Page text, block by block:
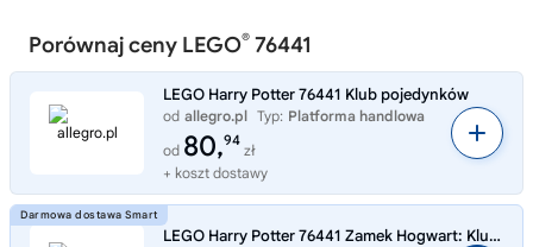
Porównaj ceny LEGO® 76441
LEGO Harry Potter 76441 Klub pojedynków
od allegro.pl Typ: Platforma handlowa
od 80,94
zł
+ koszt dostawy
LEGO Harry Potter 76441 Zamek Hogwart: Klub wojenny